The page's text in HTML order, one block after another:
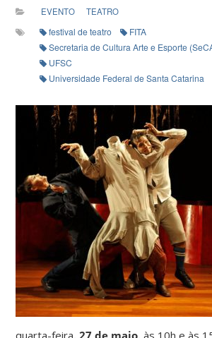
EVENTO TEATRO
festival de teatro
FITA
Secretaria de Cultura Arte e Esporte
UFSC
Universidade Federal de Santa Catarina